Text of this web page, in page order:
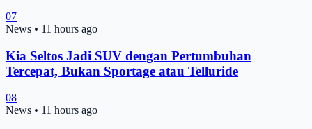
07
News • 11 hours ago
Kia Seltos Jadi SUV dengan Pertumbuhan
Tercepat, Bukan Sportage atau Telluride
08
News • 11 hours ago